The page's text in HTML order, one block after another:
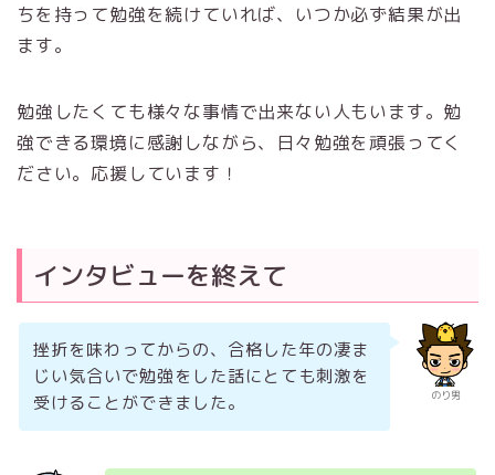
ちを持って勉強を続けていれば、いつか必ず結果が出
ます。
勉強したくても様々な事情で出来ない人もいます。勉
強できる環境に感謝しながら、日々勉強を頑張ってく
ださい。応援しています！
インタビューを終えて
のり男
挫折を味わってからの、合格した年の凄ま
じい気合いで勉強をした話にとても刺激を
受けることができました。